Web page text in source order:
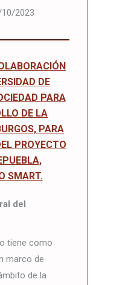
2023
DE
PARA
DE LA
PARA
PROYECTO
SMART.
del
tiene como
marco de
de la